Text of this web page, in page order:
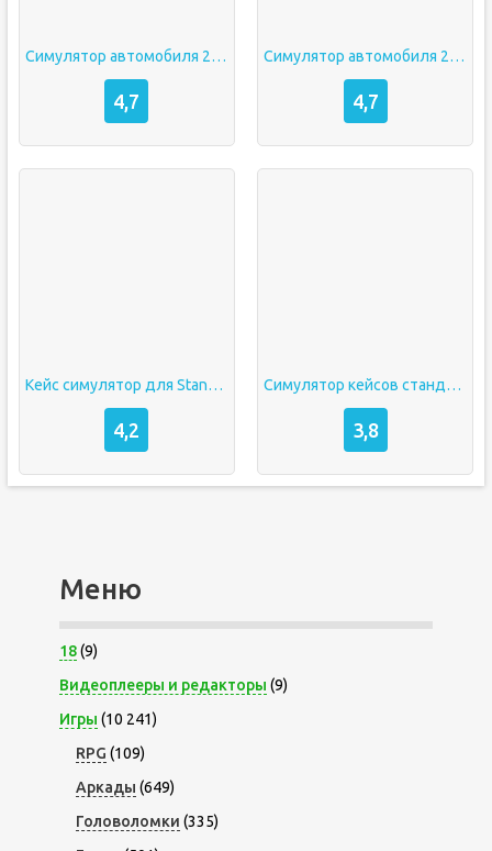
Симулятор автомобиля 2 много денег
4,7
Симулятор автомобиля 2 мод много денег
4,7
Кейс симулятор для Standoff 2 [Много денег]
4,2
Симулятор кейсов стандофф 2 мод много денег
3,8
Меню
18(9)
Видеоплееры и редакторы (9)
Игры (10 241)
RPG (109)
Аркады (649)
Головоломки (335)